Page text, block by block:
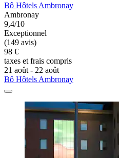
Bô Hôtels Ambronay
Ambronay
9,4/10
Exceptionnel
(149 avis)
98 €
taxes et frais compris
21 août - 22 août
Bô Hôtels Ambronay